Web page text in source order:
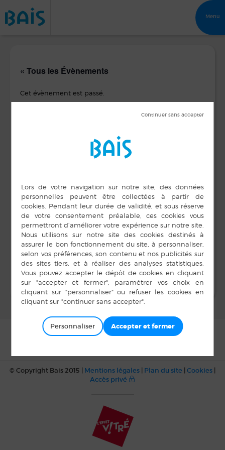
Menu
« Tous les Évènements
Cet évènement est passé.
30 mars 2017 de 20 h 30 min à22 h 00 min
30 mars 2017
Heure :
20 h 30 min à 22 h 00
Mairie
10 rue Chanvre
Bais, 35680 France
Bal Spectacle
© Copyright Bais 2015 | Mentions légales | Plan du site | Cookies |
Accès privé
Personnaliser